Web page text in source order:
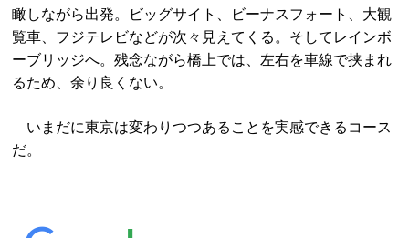
瞰しながら出発。ビッグサイト、ビーナスフォート、大観
覧車、フジテレビなどが次々見えてくる。そしてレインボ
ーブリッジへ。残念ながら橋上では、左右を車線で挟まれ
るため、余り良くない。
いまだに東京は変わりつつあることを実感できるコース
だ。